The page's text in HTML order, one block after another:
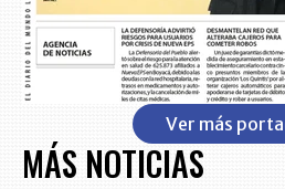
Ver más
MÁS NOTICIAS